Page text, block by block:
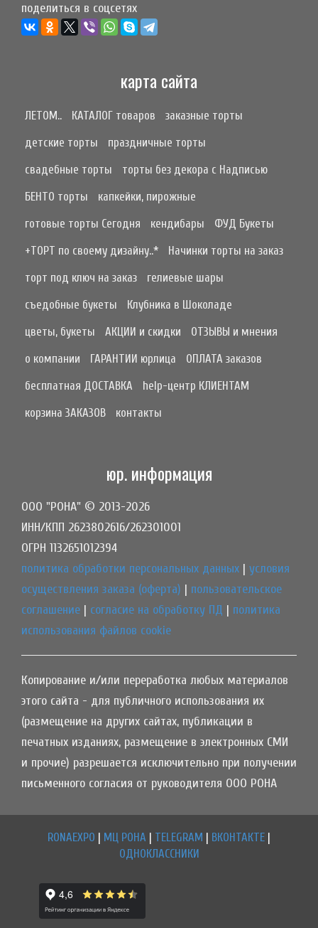
поделиться в соцсетях
карта сайта
ЛЕТОМ.. КАТАЛОГ товаров
заказные торты
детские торты
праздничные торты
свадебные торты
торты без декора с Надписью
БЕНТО торты
капкейки, пирожные
готовые торты Сегодня
кендибары
ФУД Букеты
+ТОРТ по своему дизайну..*
Начинки торты на заказ
торт под ключ на заказ
гелиевые шары
съедобные букеты
Клубника в Шоколаде
цветы, букеты
АКЦИИ и скидки
ОТЗЫВЫ и мнения
о компании
ГАРАНТИИ юрлица
ОПЛАТА заказов
бесплатная ДОСТАВКА
help-центр КЛИЕНТАМ
корзина ЗАКАЗОВ
контакты
юр. информация
ООО "РОНА" © 2013-2026
ИНН/КПП 2623802616/262301001
ОГРН 1132651012394
политика обработки персональных данных | условия
осуществления заказа (оферта) | пользовательское
соглашение | согласие на обработку ПД | политика
использования файлов cookie
Копирование и/или переработка любых материалов
этого сайта - для публичного использования их
(размещение на других сайтах, публикации в
печатных изданиях, размещение в электронных СМИ
и прочие) разрешается исключительно при получении
письменного согласия от руководителя ООО РОНА
RONAEXPO МЦ РОНА TELEGRAM ВКОНТАКТЕ
ОДНОКЛАССНИКИ